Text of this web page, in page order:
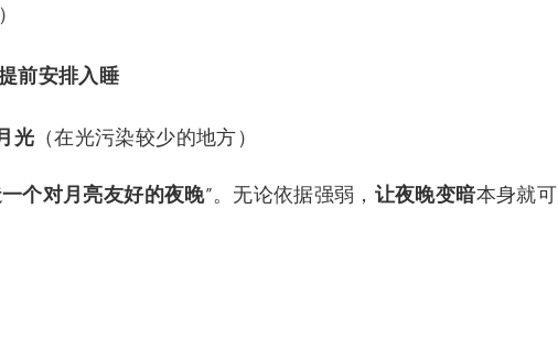
前安排入睡
光 （在光污染较少的地方）
个对月亮友好的夜晚”。无论依据强弱， 让夜晚变暗本身就可